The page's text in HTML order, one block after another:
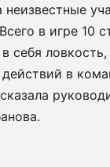
неизвестные
в игре 10
себя
в